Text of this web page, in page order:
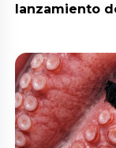
lanzamiento